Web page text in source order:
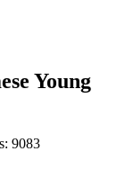
Young
9083